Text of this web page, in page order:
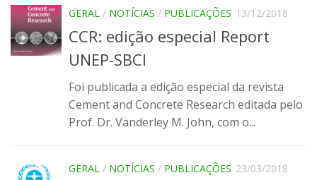
GERAL / NOTÍCIAS / PUBLICAÇÕES 13/12/2018
CCR: edição especial Report
UNEP-SBCI
Foi publicada a edição especial da revista
Cement and Concrete Research editada pelo
Prof. Dr. Vanderley M. John, com o...
GERAL / NOTÍCIAS / PUBLICAÇÕES 23/03/2018